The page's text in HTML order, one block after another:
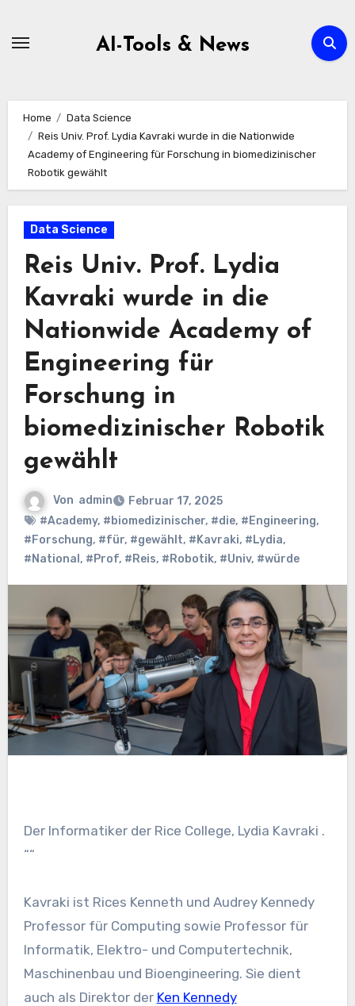
AI-Tools & News
Home
Data Science
Reis Univ. Prof. Lydia Kavraki wurde in die Nationwide
Academy of Engineering für Forschung in biomedizinischer
Robotik gewählt
Data Science
Reis Univ. Prof. Lydia
Kavraki wurde in die
Nationwide Academy of
Engineering für
Forschung in
biomedizinischer Robotik
gewählt
Von admin
Februar 17, 2025
#Academy, #biomedizinischer, #die, #Engineering,
#Forschung, #für, #gewählt, #Kavraki, #Lydia,
#National , #Prof, #Reis, #Robotik, #Univ, #würde
Der Informatiker der Rice College, Lydia Kavraki .
““
Kavraki ist Rices Kenneth und Audrey Kennedy
Professor für Computing sowie Professor für
Informatik, Elektro- und Computertechnik,
Maschinenbau und Bioengineering. Sie dient
auch als Direktor der Ken Kennedy